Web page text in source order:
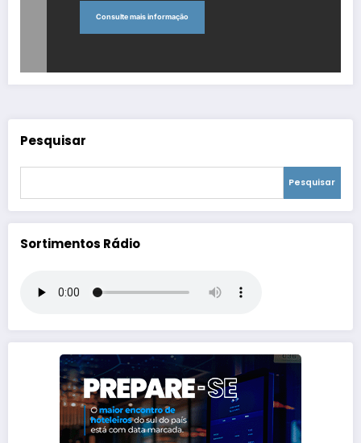
Consulte mais informação
Pesquisar
Pesquisar
Sortimentos Rádio